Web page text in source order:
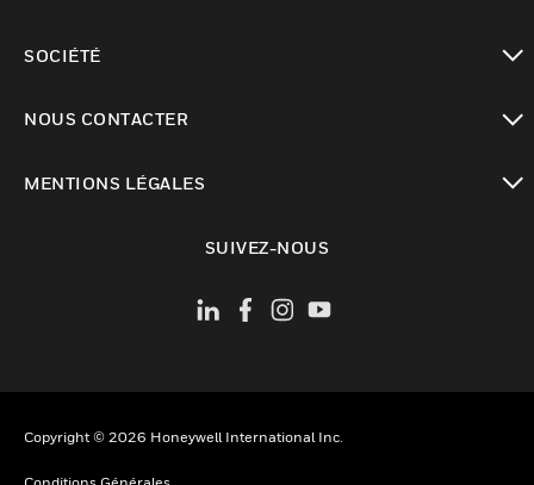
SOCIÉTÉ
NOUS CONTACTER
MENTIONS LÉGALES
SUIVEZ-NOUS
Copyright © 2026 Honeywell International Inc.